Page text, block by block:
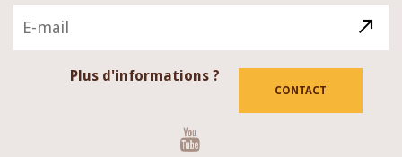
Plus d'informations ?
CONTACT